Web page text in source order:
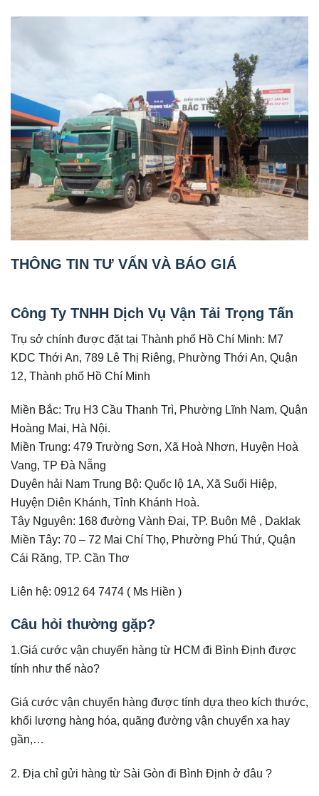
THÔNG TIN TƯ VẤN VÀ BÁO GIÁ
Công Ty TNHH Dịch Vụ Vận Tải Trọng Tấn
Trụ sở chính được đặt tại Thành phố Hồ Chí Minh: M7
KDC Thới An, 789 Lê Thị Riêng, Phường Thới An, Quận
12, Thành phố Hồ Chí Minh
Miền Bắc: Trụ H3 Cầu Thanh Trì, Phường Lĩnh Nam, Quận
Hoàng Mai, Hà Nội.
Miền Trung: 479 Trường Sơn, Xã Hoà Nhơn, Huyện Hoà
Vang, TP Đà Nẵng
Duyên hải Nam Trung Bộ: Quốc lộ 1A, Xã Suối Hiệp,
Huyện Diên Khánh, Tỉnh Khánh Hoà.
Tây Nguyên: 168 đường Vành Đai, TP. Buôn Mê , Daklak
Miền Tây: 70 – 72 Mai Chí Thọ, Phường Phú Thứ, Quận
Cái Răng, TP. Cần Thơ
Liên hệ: 0912 64 7474 ( Ms Hiền )
Câu hỏi thường gặp?
1.Giá cước vận chuyển hàng từ HCM đi Bình Định được
tính như thế nào?
Giá cước vận chuyển hàng được tính dựa theo kích thước,
khối lượng hàng hóa, quãng đường vận chuyển xa hay
gần,…
2. Địa chỉ gửi hàng từ Sài Gòn đi Bình Định ở đâu ?